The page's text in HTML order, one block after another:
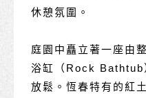
休憩氛圍。
庭園中矗立著一座由
浴缸（Rock Bathtub
放鬆。恆春特有的紅